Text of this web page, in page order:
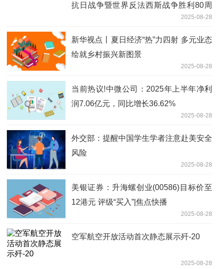
抗日战争暨世界反法西斯战争胜利80周
2025-08-28
新华视点丨夏日经济“热”力四射 多元业态
绘就乡村振兴新图景
2025-08-28
当前热议!中微公司：2025年上半年净利
润7.06亿元，同比增长36.62%
2025-08-28
外交部：提醒中国学生学者注意赴美安全
风险
2025-08-28
美银证券：升海螺创业(00586)目标价至
12港元 评级“买入”|焦点快播
2025-08-28
空军航空开放活动首次静态展示歼-20
2025-08-28